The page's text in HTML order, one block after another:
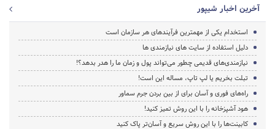
آخرین اخبار شیپور
استخدام یکی از مهمترین فرآیندهای هر سازمان است
دلیل استفاده از سایت های نیازمندی ها
نیازمندی‌های قدیمی چطور می‌تواند پول و زمان ما را هدر بدهد؟!
تبلت بخریم یا لپ تاپ، مساله این است!
راه‌های فوری و آسان برای از بین بردن جرم سماور
هود آشپزخانه را با این روش تمیز کنید!
کابینت‌ها را با این روش سریع و آسان‌تر پاک کنید